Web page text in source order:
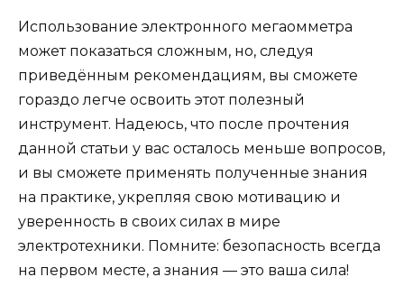
Использование электронного мегаомметра
может показаться сложным, но, следуя
приведённым рекомендациям, вы сможете
гораздо легче освоить этот полезный
инструмент. Надеюсь, что после прочтения
данной статьи у вас осталось меньше вопросов,
и вы сможете применять полученные знания
на практике, укрепляя свою мотивацию и
уверенность в своих силах в мире
электротехники. Помните: безопасность всегда
на первом месте, а знания — это ваша сила!